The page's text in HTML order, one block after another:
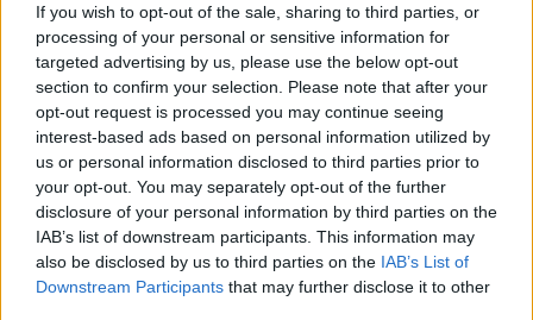
If you wish to opt-out of the sale, sharing to third parties, or
processing of your personal or sensitive information for
targeted advertising by us, please use the below opt-out
section to confirm your selection. Please note that after your
opt-out request is processed you may continue seeing
interest-based ads based on personal information utilized by
us or personal information disclosed to third parties prior to
your opt-out. You may separately opt-out of the further
disclosure of your personal information by third parties on the
IAB’s list of downstream participants. This information may
also be disclosed by us to third parties on the IAB’s List of
Downstream Participants that may further disclose it to other
Експерти: Изкуственият интелект
постига нови нива на „автономност и
опити за измама“